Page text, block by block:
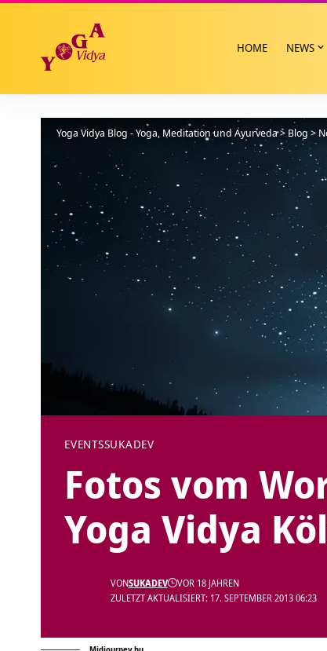
HOME NEWS
Yoga Vidya Blog - Yoga, Meditation und Ayurveda> Blog >
EVENTSSUKADEV
Fotos vom
Yoga Vidya
ZULETZT AKTUALISIERT: 17. SEPTEMBER 2013 06:23
VONSUKADEV VOR 18 JAHREN